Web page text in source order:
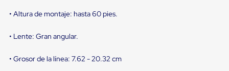
andén
Sellos
Sellos
• Altura de montaje: hasta 60 pies.
• Lente: Gran angular.
• Grosor de la línea: 7.62 - 20.32 cm